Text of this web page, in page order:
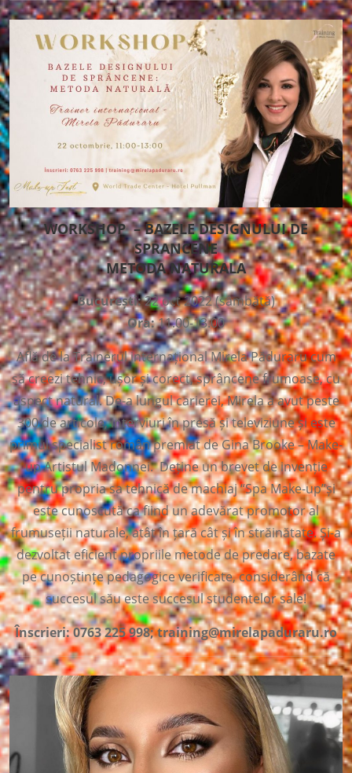
WORKSHOP – BAZELE DESIGNULUI DE
SPRANCENE
METODA NATURALA
București:22 oct 2022 (sâmbătă)
Ora:11.00-13.00
Află de la Trainerul internațional Mirela Păduraru cum
să creezi tehnic, ușor și corect, sprâncene frumoase, cu
aspect natural. De-a lungul carierei, Mirela a avut peste
300 de articole, interviuri în presă și televiziune și este
primul specialist român premiat de Gina Brooke – Make-
up Artistul Madonnei. Deține un brevet de invenție
pentru propria sa tehnică de machiaj “Spa Make-up”și
este cunoscută ca fiind un adevărat promotor al
frumuseții naturale, atât în țară cât și în străinătate. Și-a
dezvoltat eficient propriile metode de predare, bazate
pe cunoștințe pedagogice verificate, considerând că
succesul său este succesul studentelor sale!
Înscrieri: 0763 225 998; training@mirelapaduraru.ro